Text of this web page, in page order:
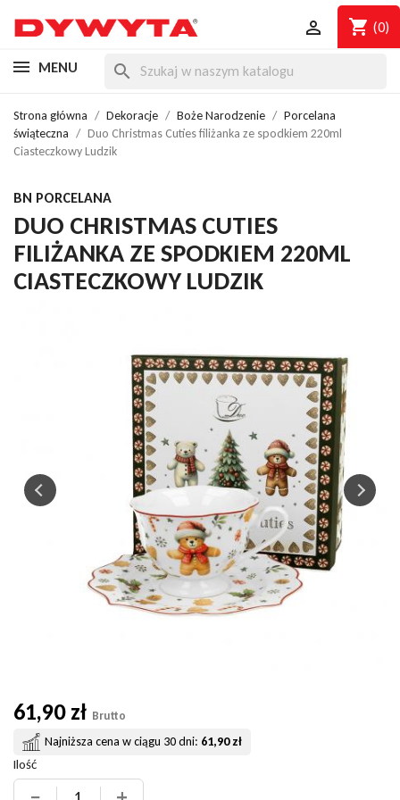
shopping_cart (0)

MENU search
Strona główna Dekoracje Boże Narodzenie
Porcelana
świąteczna
Duo Christmas Cuties filiżanka ze spodkiem 220ml
Ciasteczkowy Ludzik
BN PORCELANA
DUO CHRISTMAS CUTIES
FILIŻANKA ZE SPODKIEM 220ML
CIASTECZKOWY LUDZIK
61,90 zł Brutto
Najniższa cena w ciągu 30 dni: 61,90 zł
Ilość